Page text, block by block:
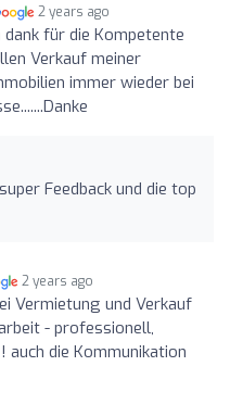
2 years ago
dank für die Kompetente
Verkauf meiner
immer wieder bei
Feedback und die top
2 years ago
Vermietung und Verkauf
- professionell,
die Kommunikation